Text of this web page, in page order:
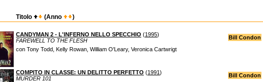
Titolo (Anno )
CANDYMAN 2 - L'INFERNO NELLO SPECCHIO (1995)
FAREWELL TO THE FLESH
Bill Condon
con Tony Todd, Kelly Rowan, William O'Leary, Veronica Cartwrigt
COMPITO IN CLASSE: UN DELITTO PERFETTO (1991)
MURDER 101
Bill Condon